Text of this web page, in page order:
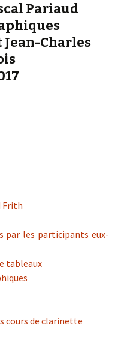
Pariaud
Jean-Charles
Frith
par les participants eux-
tableaux
cours de clarinette